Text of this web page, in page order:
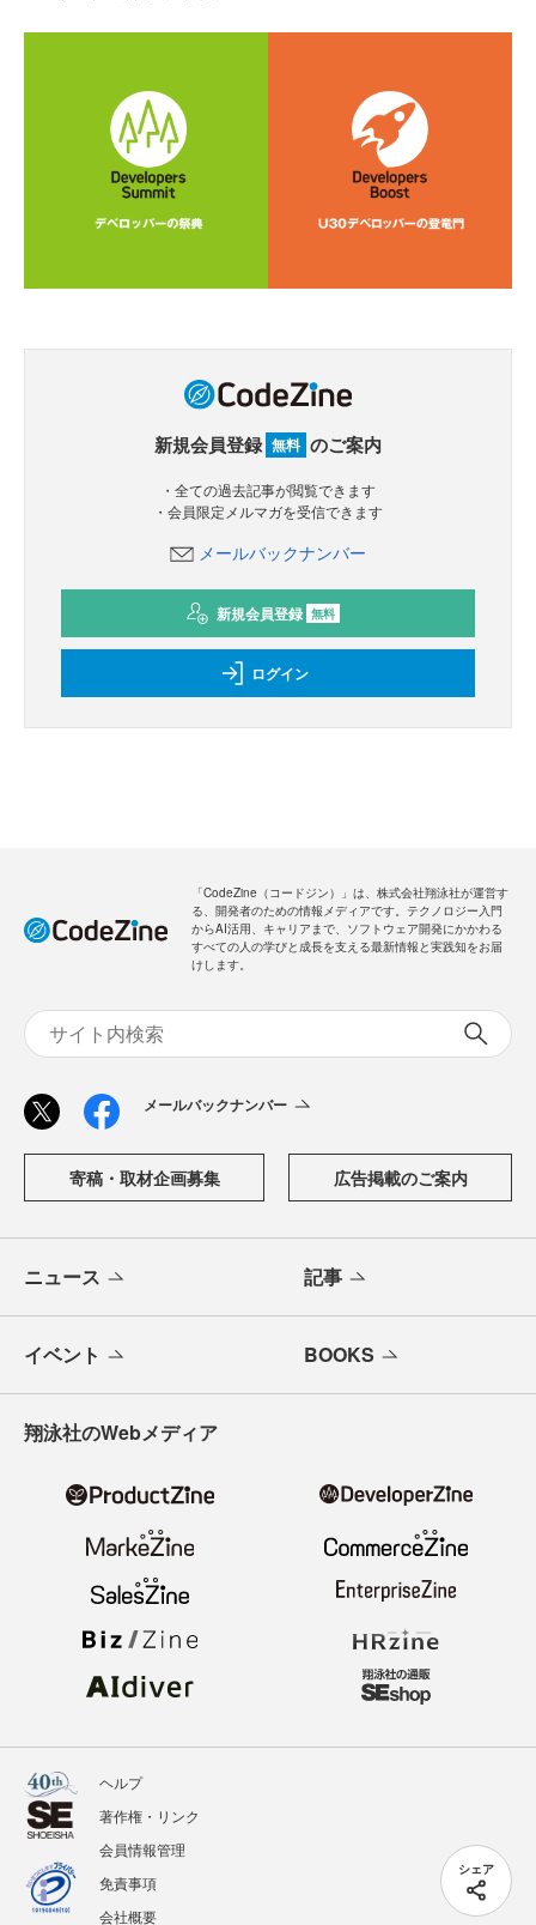
シェア
新規会員登録 無料 のご案内
・全ての過去記事が閲覧できます
・会員限定メルマガを受信できます
メールバックナンバー
新規会員登録 無料
ログイン
「CodeZine（コードジン）」は、株式会社翔泳社が運営す
る、開発者のための情報メディアです。テクノロジー入門
からAI活用、キャリアまで、ソフトウェア開発にかかわる
すべての人の学びと成長を支える最新情報と実践知をお届
けします。
メールバックナンバー
寄稿・取材企画募集 広告掲載のご案内
ニュース 記事
イベント BOOKS
翔泳社のWebメディア
ヘルプ
著作権・リンク
会員情報管理
免責事項
会社概要